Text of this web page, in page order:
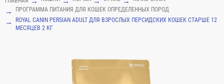
ПРОГРАММА ПИТАНИЯ ДЛЯ КОШЕК ОПРЕДЕЛЕННЫХ ПОРОД
ROYAL CANIN PERSIAN ADULT ДЛЯ ВЗРОСЛЫХ ПЕРСИДСКИХ КОШЕК СТАРШЕ 12
МЕСЯЦЕВ 2 КГ